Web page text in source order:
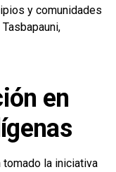
y comunidades
en
tomado la iniciativa